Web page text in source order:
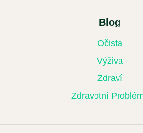
Blog
Očista
Výživa
Zdraví
Zdravotní